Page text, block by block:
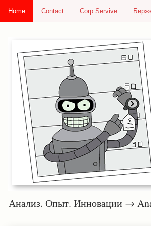
Home Contact Corp Servive
Анализ. Опыт. Инновации →